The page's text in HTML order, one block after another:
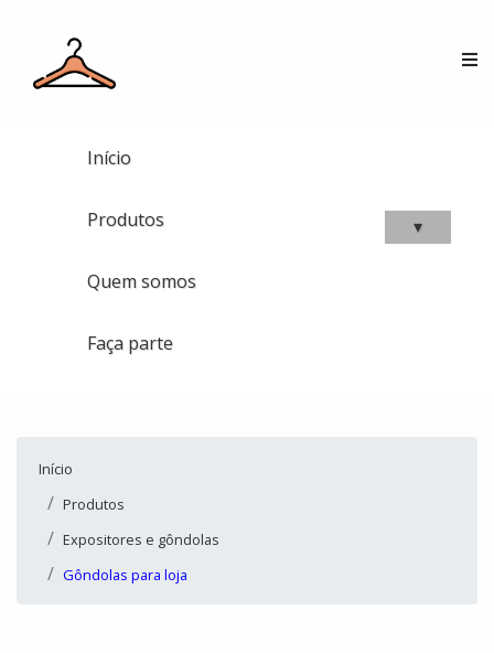
Início
Produtos ▾
Quem somos
Faça parte
Início
Produtos
Expositores e gôndolas
Gôndolas para loja